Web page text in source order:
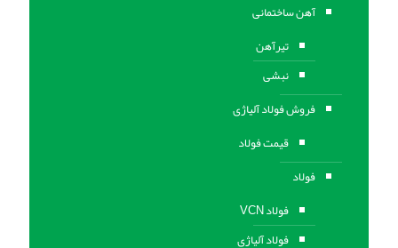
آهن ساختمانی
تیرآهن
نبشی
فروش فولاد آلیاژی
قیمت فولاد
فولاد
فولاد VCN
فولاد آلیاژی